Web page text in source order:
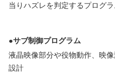
当りハズレを判定するプログ
●サブ制御プログラム
液晶映像部分や役物動作、映
設計